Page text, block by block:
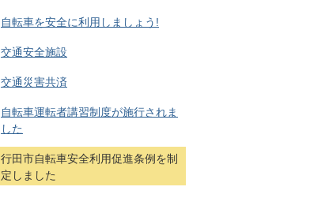
自転車を安全に利用しましょう!
交通安全施設
交通災害共済
自転車運転者講習制度が施行されま
した
行田市自転車安全利用促進条例を制
定しました